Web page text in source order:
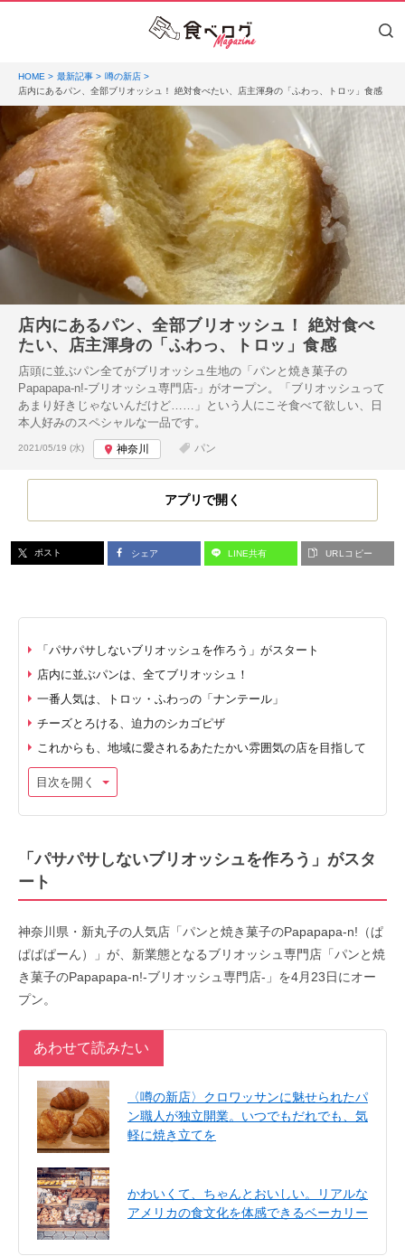
HOME 最新記事
噂の新店
店内にあるパン、全部ブリオッシュ！ 絶対食べたい、店主渾身の「ふわっ、トロッ」食感
店内にあるパン、全部ブリオッシュ！ 絶対食べ
たい、店主渾身の「ふわっ、トロッ」食感
店頭に並ぶパン全てがブリオッシュ生地の「パンと焼き菓子の
Papapapa-n!-ブリオッシュ専門店-」がオープン。「ブリオッシュって
あまり好きじゃないんだけど……」という人にこそ食べて欲しい、日
本人好みのスペシャルな一品です。
投稿日:
2021/05/19 (水) 神奈川 パン
アプリで開く
ポスト シェア LINE共有 URLコピー
「パサパサしないブリオッシュを作ろう」がスタート
店内に並ぶパンは、全てブリオッシュ！
一番人気は、トロッ・ふわっの「ナンテール」
チーズとろける、迫力のシカゴピザ
これからも、地域に愛されるあたたかい雰囲気の店を目指して
目次を開く
「パサパサしないブリオッシュを作ろう」がスタ
ート
神奈川県・新丸子の人気店「パンと焼き菓子のPapapapa-n!（ぱ
ぱぱぱーん）」が、新業態となるブリオッシュ専門店「パンと焼
き菓子のPapapapa-n!-ブリオッシュ専門店-」を4月23日にオー
プン。
あわせて読みたい
〈噂の新店〉クロワッサンに魅せられたパ
ン職人が独立開業。いつでもだれでも、気
軽に焼き立てを
かわいくて、ちゃんとおいしい。リアルな
アメリカの食文化を体感できるベーカリー